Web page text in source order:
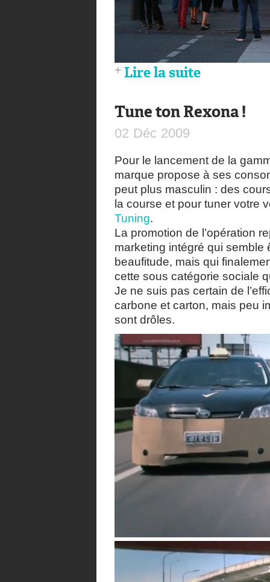
Lire la suite
Tune ton Rexona !
02 Déc 2009
Pour le lancement de la
marque propose à ses
peut plus masculin : des
la course et pour tuner votre
Tuning.
La promotion de l’opération
marketing intégré qui semble
beaufitude, mais qui
cette sous catégorie sociale
Je ne suis pas certain de
carbone et carton, mais peu
sont drôles.